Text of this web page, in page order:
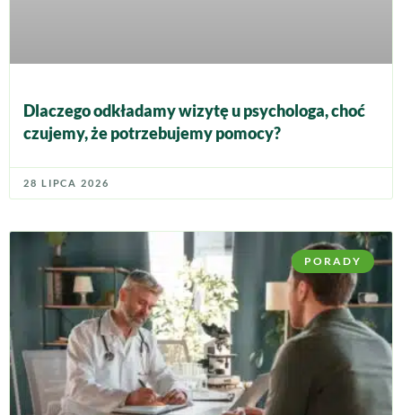
Dlaczego odkładamy wizytę u psychologa, choć
czujemy, że potrzebujemy pomocy?
28 LIPCA 2026
PORADY